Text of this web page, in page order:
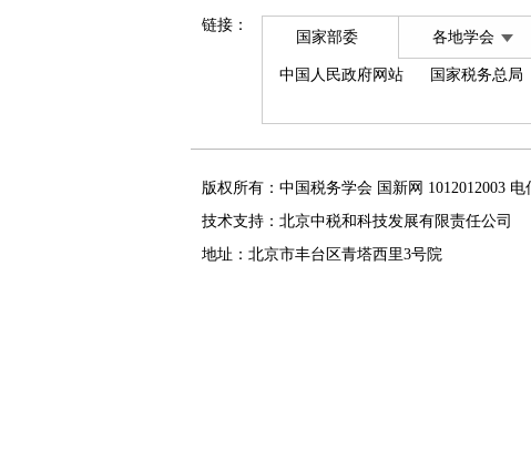
链接：
国家部委 各地学会
中国人民政府网站 国家税务总局
版权所有：中国税务学会 国新网 1012012003
技术支持：北京中税和科技发展有限责任公司
地址：北京市丰台区青塔西里3号院